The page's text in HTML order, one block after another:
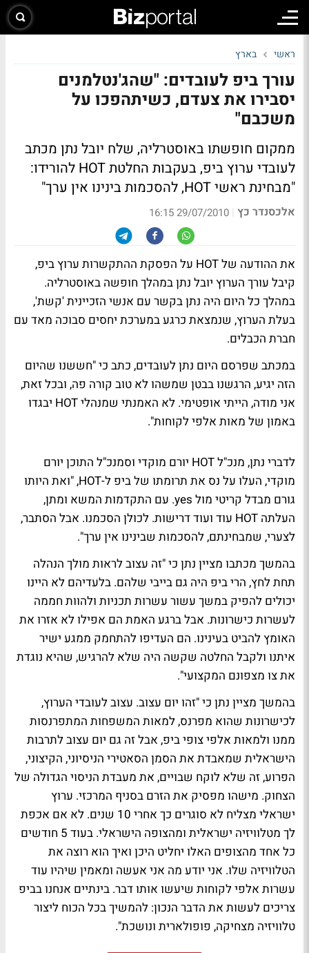
ראשי בארץ
עורך ביפ לעובדים: "שהג'נטלמנים
יסבירו את צעדם, כשיתהפכו על
משכבם"
ממקום חופשתו באוסטרליה, שלח יובל נתן מכתב
לעובדי ערוץ ביפ, בעקבות החלטת HOT להורידו:
"מבחינת ראשי HOT, להסכמות בינינו אין ערך"
אלכסנדר כץ |
29/07/2010 16:15
את ההודעה של HOT על הפסקת ההתקשרות ערוץ ביפ,
קיבל עורך הערוץ יובל נתן במהלך חופשה באוסטרליה.
במהלך כל היום היה נתן בקשר עם אנשי הזכיינית 'קשת',
בעלת הערוץ, שנמצאת כרגע במערכת יחסים סבוכה מאד עם
חברת הכבלים.
במכתב שפרסם היום נתן לעובדים, כתב כי "חששנו שהיום
הזה יגיע, הרגשנו בבטן שמשהו לא טוב קורה פה, ובכל זאת,
אני מודה, הייתי אופטימי. לא האמנתי שמנהלי HOT יבגדו
באמון של מאות אלפי לקוחות".
לדברי נתן, מנכ"ל HOT יורם מוקדי וסמנכ"ל התוכן יורם
מוקדי, העלו על נס את תרומתו של ביפ ל-HOT, "ואת היותו
גורם מבדל קריטי מול yes. עם התקדמות המשא ומתן,
העלתה HOT עוד ועוד דרישות. לכולן הסכמנו. אבל הסתבר,
לצערי, שמבחינתם, להסכמות שבינינו אין ערך".
בהמשך מכתבו מציין נתן כי "זה עצוב לראות מולך הנהלה
תחת לחץ, הרי ביפ היה גם בייבי שלהם. בלעדיהם לא היינו
יכולים להפיק במשך עשור עשרות תכניות ולהוות חממה
לעשרות כישרונות. אבל ברגע האמת הם אפילו לא אזרו את
האומץ להביט בעינינו. הם העדיפו להתחמק ממגע ישיר
איתנו ולקבל החלטה שקשה היה שלא להרגיש, שהיא נוגדת
את צו מצפונם המקצועי".
בהמשך מציין נתן כי "זהו יום עצוב. עצוב לעובדי הערוץ,
לכישרונות שהוא מפרנס, למאות המשפחות המתפרנסות
ממנו ולמאות אלפי צופי ביפ, אבל זה גם יום עצוב לתרבות
הישראלית שמאבדת את הסמן הסאטירי הניסיוני, הקיצוני,
הפרוע, זה שלא לוקח שבויים, את מעבדת הניסוי הגדולה של
הצחוק. מישהו מפסיק את הזרם בסניף המרכזי. ערוץ
ישראלי מצליח לא סוגרים כך אחרי 10 שנים. לא אם אכפת
לך מטלוויזיה ישראלית ומהצופה הישראלי. בעוד 5 חודשים
כל אחד מהצופים האלו יחליט היכן ואיך הוא רוצה את
הטלוויזיה שלו. אני יודע מה אני אעשה ומאמין שיהיו עוד
עשרות אלפי לקוחות שיעשו אותו דבר. בינתיים אנחנו בביפ
צריכים לעשות את הדבר הנכון: להמשיך בכל הכוח ליצור
טלוויזיה מצחיקה, פופולארית ונושכת".